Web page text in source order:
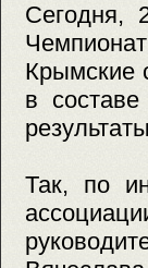
Сегодня,
Крымские
в
Так, по